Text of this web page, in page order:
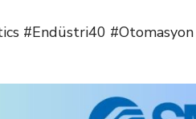
#Endüstri40